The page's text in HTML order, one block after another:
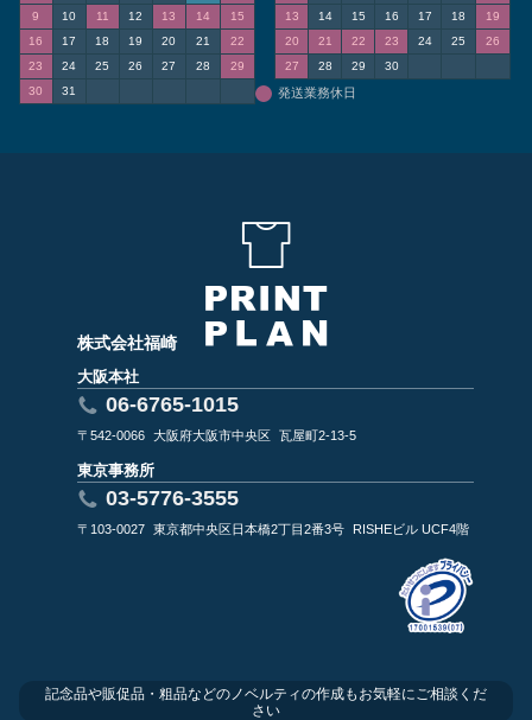
9
10 11 12 13 14
15
16
17 18 19 20 21
22
23
24 25 26 27 28
29
30
31
13
14 15 16 17 18
19
20
21 22 23 24 25
26
27
28 29 30
発送業務休日
株式会社福崎
大阪本社
06-6765-1015
〒542-0066 大阪府大阪市中央区 瓦屋町2-13-5
東京事務所
03-5776-3555
〒103-0027 東京都中央区日本橋2丁目2番3号 RISHEビル UCF4階
記念品や販促品・粗品などのノベルティの作成もお気軽にご相談くだ
さい